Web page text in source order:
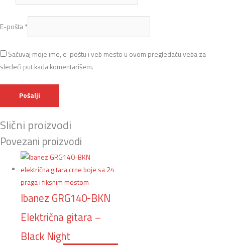
E-pošta *
Sačuvaj moje ime, e-poštu i veb mesto u ovom pregledaču veba za
sledeći put kada komentarišem.
Slični proizvodi
Povezani proizvodi
Ibanez GRG140-BKN
Električna gitara –
Black Night